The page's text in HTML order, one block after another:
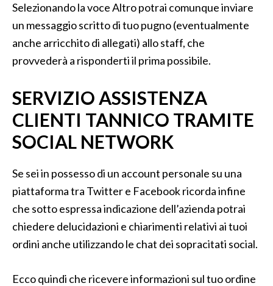
Selezionando la voce Altro potrai comunque inviare
un messaggio scritto di tuo pugno (eventualmente
anche arricchito di allegati) allo staff, che
provvederà a risponderti il prima possibile.
SERVIZIO ASSISTENZA
CLIENTI TANNICO TRAMITE
SOCIAL NETWORK
Se sei in possesso di un account personale su una
piattaforma tra Twitter e Facebook ricorda infine
che sotto espressa indicazione dell’azienda potrai
chiedere delucidazioni e chiarimenti relativi ai tuoi
ordini anche utilizzando le chat dei sopracitati social.
Ecco quindi che ricevere informazioni sul tuo ordine